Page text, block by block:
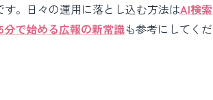
す。日々の運用に落とし込む方法はAI検索
分で始める広報の新常識も参考にしてくだ